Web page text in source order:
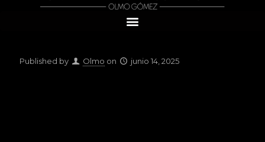
Published by Olmo on junio 14, 2025